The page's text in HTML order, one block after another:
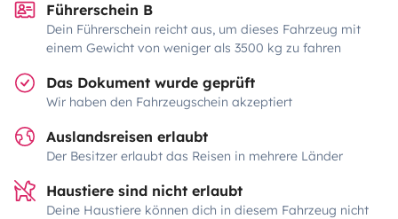
Führerschein B
Dein Führerschein reicht aus, um dieses Fahrzeug mit
einem Gewicht von weniger als 3500 kg zu fahren
Das Dokument wurde geprüft
Wir haben den Fahrzeugschein akzeptiert
Auslandsreisen erlaubt
Der Besitzer erlaubt das Reisen in mehrere Länder
Haustiere sind nicht erlaubt
Deine Haustiere können dich in diesem Fahrzeug nicht